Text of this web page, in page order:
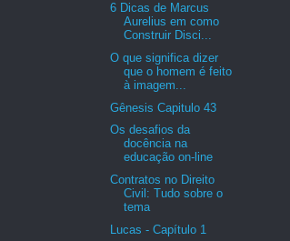
6 Dicas de Marcus
Aurelius em como
Construir Disci...
O que significa dizer
que o homem é feito
à imagem...
Gênesis Capitulo 43
Os desafios da
docência na
educação on-line
Contratos no Direito
Civil: Tudo sobre o
tema
Lucas - Capítulo 1